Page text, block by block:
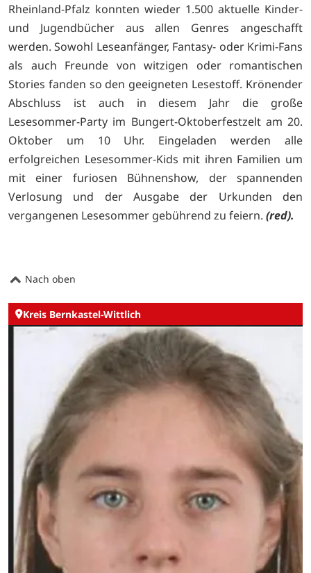
Rheinland-Pfalz konnten wieder 1.500 aktuelle Kinder-
und Jugendbücher aus allen Genres angeschafft
werden. Sowohl Leseanfänger, Fantasy- oder Krimi-Fans
als auch Freunde von witzigen oder romantischen
Stories fanden so den geeigneten Lesestoff. Krönender
Abschluss ist auch in diesem Jahr die große
Lesesommer-Party im Bungert-Oktoberfestzelt am 20.
Oktober um 10 Uhr. Eingeladen werden alle
erfolgreichen Lesesommer-Kids mit ihren Familien um
mit einer furiosen Bühnenshow, der spannenden
Verlosung und der Ausgabe der Urkunden den
vergangenen Lesesommer gebührend zu feiern. (red).
Nach oben
Kreis Bernkastel-Wittlich